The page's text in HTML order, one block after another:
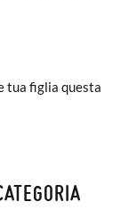
tua figlia questa